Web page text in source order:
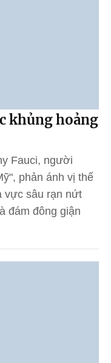
khủng hoảng
Fauci, người
phản ánh vị thế
vực sâu rạn nứt
đám đông giận